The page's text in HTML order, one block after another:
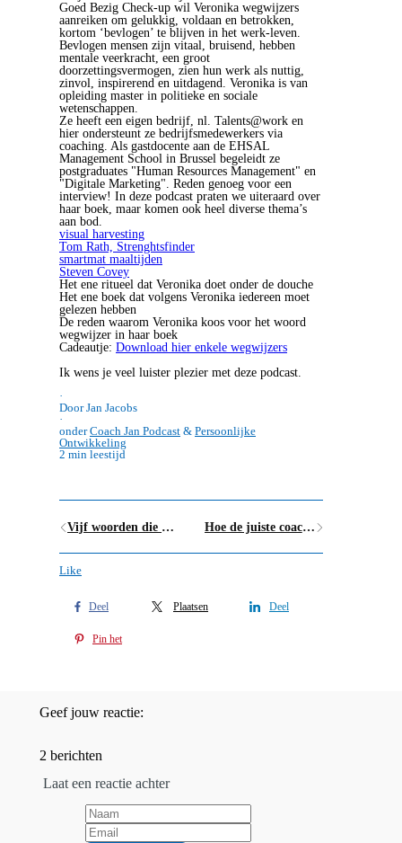
Goed Bezig Check-up wil Veronika wegwijzers
aanreiken om gelukkig, voldaan en betrokken,
kortom ‘bevlogen’ te blijven in het werk-leven.
Bevlogen mensen zijn vitaal, bruisend, hebben
mentale veerkracht, een groot
doorzettingsvermogen, zien hun werk als nuttig,
zinvol, inspirerend en uitdagend. Veronika is van
opleiding master in politieke en sociale
wetenschappen.
Ze heeft een eigen bedrijf, nl. Talents@work en
hier ondersteunt ze bedrijfsmedewerkers via
coaching. Als gastdocente aan de EHSAL
Management School in Brussel begeleidt ze
postgraduates "Human Resources Management" en
"Digitale Marketing". Reden genoeg voor een
interview! In deze podcast praten we uiteraard over
haar boek, maar komen ook heel diverse thema’s
aan bod.
visual harvesting
Tom Rath, Strenghtsfinder
smartmat maaltijden
Steven Covey
Het ene ritueel dat Veronika doet onder de douche
Het ene boek dat volgens Veronika iedereen moet
gelezen hebben
De reden waarom Veronika koos voor het woord
wegwijzer in haar boek
Cadeautje: Download hier enkele wegwijzers
Ik wens je veel luister plezier met deze podcast.
·
Door Jan Jacobs
·
onderCoach Jan Podcast & Persoonlijke
Ontwikkeling
2 min leestijd
Vijf woorden die je de ultieme vrijheid geven Hoe de juiste coach of psychotherapeut vinden voor jezelf?
Like
Deel Plaatsen Deel
Pin het
Geef jouw reactie:
2 berichten
Laat een reactie achter